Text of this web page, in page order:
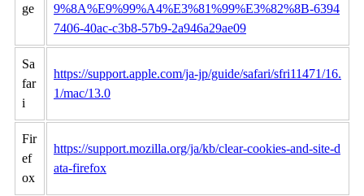
ge
9%8A%E9%99%A4%E3%81%99%E3%82%8B-6394
7406-40ac-c3b8-57b9-2a946a29ae09
Sa
far
i
https://support.apple.com/ja-jp/guide/safari/sfri11471/16.
1/mac/13.0
Fir
ef
ox
https://support.mozilla.org/ja/kb/clear-cookies-and-site-d
ata-firefox